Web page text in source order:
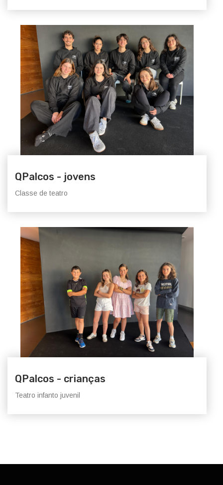
QPalcos - jovens
Classe de teatro
QPalcos - crianças
Teatro infanto juvenil